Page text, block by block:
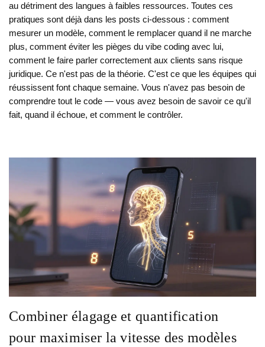
au détriment des langues à faibles ressources. Toutes ces
pratiques sont déjà dans les posts ci-dessous : comment
mesurer un modèle, comment le remplacer quand il ne marche
plus, comment éviter les pièges du vibe coding avec lui,
comment le faire parler correctement aux clients sans risque
juridique. Ce n'est pas de la théorie. C'est ce que les équipes qui
réussissent font chaque semaine. Vous n'avez pas besoin de
comprendre tout le code — vous avez besoin de savoir ce qu'il
fait, quand il échoue, et comment le contrôler.
Combiner élagage et quantification
pour maximiser la vitesse des modèles